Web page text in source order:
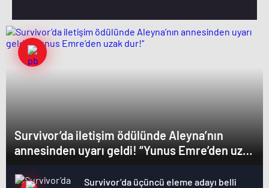
Survivor’da iletişim ödülünde Aleyna’nın
annesinden uyarı geldi! “Yunus Emre’den uzak
Survivor’da üçüncü eleme adayı belli